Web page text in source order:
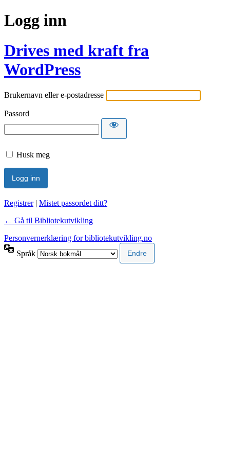
Logg inn
Drives med kraft fra
WordPress
Brukernavn eller e-postadresse
Passord
Husk meg
Registrer| Mistet passordet ditt?
← Gå til Bibliotekutvikling
Personvernerklæring for bibliotekutvikling.no
Språk